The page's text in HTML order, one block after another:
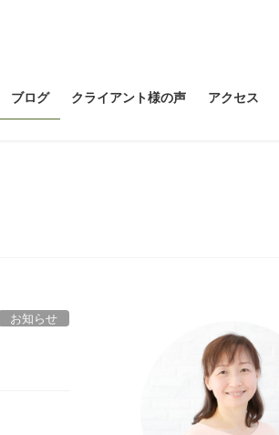
ブログ クライアント様の声 アクセス
お知らせ